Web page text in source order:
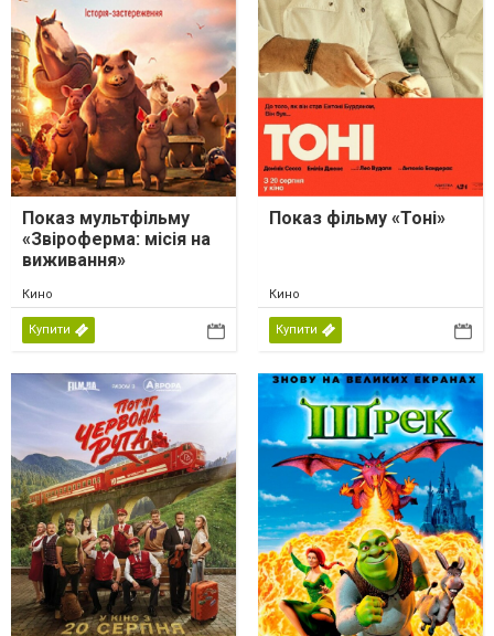
Показ мультфільму
«Звіроферма: місія на
виживання»
Кино
Купити
Показ фільму «Тоні»
Кино
Купити